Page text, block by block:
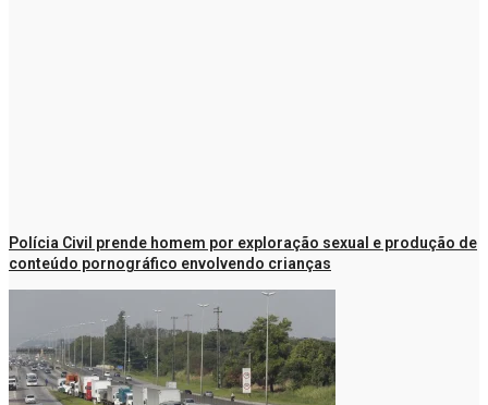
Polícia Civil prende homem por exploração sexual e produção de
conteúdo pornográfico envolvendo crianças